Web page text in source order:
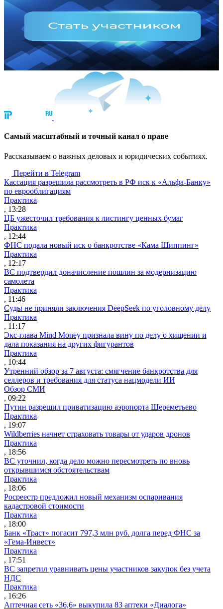
Cамый масштабный и точный канал о праве
Рассказываем о важных деловых и юридических событиях.
Перейти в Telegram
Кассация разрешила рассмотреть в РФ иск к «Альфа-Банку»
по еврооблигациям
Практика
, 13:28
ЦБ ужесточил требования к листингу ценных бумаг
Практика
, 12:44
ФНС подала новый иск о банкротстве «Кама Шиппинг»
Практика
, 12:17
ВС подтвердил доначисление пошлин за модернизацию
самолета
Практика
, 11:46
Суды не приняли заключения DeepSeek по уголовному делу
Практика
, 11:17
Экс-глава Mind Money признала вину по делу о хищении и
дала показания на других фигурантов
Практика
, 10:44
Утренний обзор за 7 августа: смягчение банкротства для
селлеров и требования для статуса нацмодели ИИ
Обзор СМИ
, 09:22
Путин разрешил приватизацию аэропорта Шереметьево
Практика
, 19:07
Wildberries начнет страховать товары от ударов дронов
Практика
, 18:56
ВС уточнил, когда дело можно пересмотреть по вновь
открывшимся обстоятельствам
Практика
, 18:06
Росреестр предложил новый механизм оспаривания
кадастровой стоимости
Практика
, 18:00
Банк «Траст» погасит 797,3 млн руб. долга перед ФНС за
«Гема-Инвест»
Практика
, 17:51
ВС запретил уравнивать цены участников закупок без учета
НДС
Практика
, 16:26
Аптечная сеть «36,6» выкупила 83 аптеки «Диалога»